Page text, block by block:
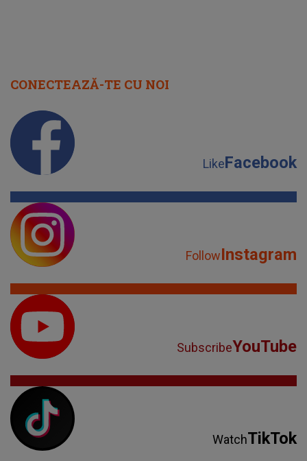
CONECTEAZĂ-TE CU NOI
LikeFacebook
FollowInstagram
SubscribeYouTube
WatchTikTok